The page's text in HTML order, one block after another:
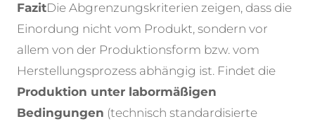
FazitDie Abgrenzungskriterien zeigen, dass die
Einordung nicht vom Produkt, sondern vor
allem von der Produktionsform bzw. vom
Herstellungsprozess abhängig ist. Findet die
Produktion unter labormäßigen
Bedingungen (technisch standardisierte